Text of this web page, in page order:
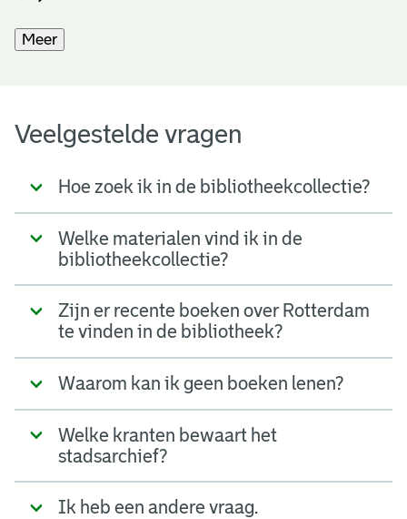
Meer
Veelgestelde vragen
Hoe zoek ik in de bibliotheekcollectie?
Welke materialen vind ik in de
bibliotheekcollectie?
Zijn er recente boeken over Rotterdam
te vinden in de bibliotheek?
Waarom kan ik geen boeken lenen?
Welke kranten bewaart het
stadsarchief?
Ik heb een andere vraag.